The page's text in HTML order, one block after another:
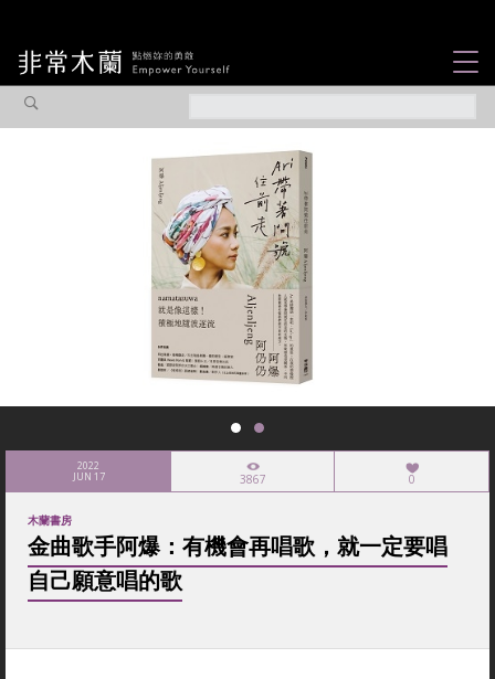
觀點專欄
焦點企劃
社會企業
認識我們
2022
JUN 17 3867 0
木蘭書房
金曲歌手阿爆：有機會再唱歌，就一定要唱
自己願意唱的歌